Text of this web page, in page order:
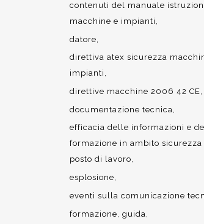
contenuti del manuale
macchine e impianti
datore
direttiva atex sicurezza
impianti
direttive macchine 2006 42 CE
documentazione tecnica
efficacia delle informazioni e
formazione in ambito sicurezza
posto di lavoro
esplosione
eventi sulla comunicazione
formazione guida